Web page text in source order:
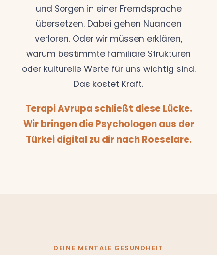
und Sorgen in einer Fremdsprache
übersetzen. Dabei gehen Nuancen
verloren. Oder wir müssen erklären,
warum bestimmte familiäre Strukturen
oder kulturelle Werte für uns wichtig sind.
Das kostet Kraft.
Terapi Avrupa schließt diese Lücke.
Wir bringen die Psychologen aus der
Türkei digital zu dir nach Roeselare.
DEINE MENTALE GESUNDHEIT